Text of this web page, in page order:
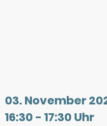
03. November
16:30 - 17:30 Uhr